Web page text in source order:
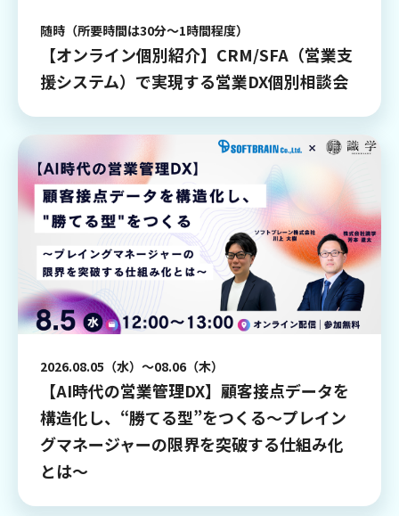
随時（所要時間は30分～1時間程度）
【オンライン個別紹介】CRM/SFA（営業支
援システム）で実現する営業DX個別相談会
2026.08.05（水）～08.06（木）
【AI時代の営業管理DX】顧客接点データを
構造化し、“勝てる型”をつくる〜プレイン
グマネージャーの限界を突破する仕組み化
とは〜